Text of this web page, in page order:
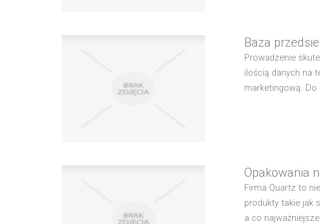
Baza
Prowadzenie
ilością danych na
marketingową. Do
Opakowania
Firma Quartz to
produkty takie jak
a co